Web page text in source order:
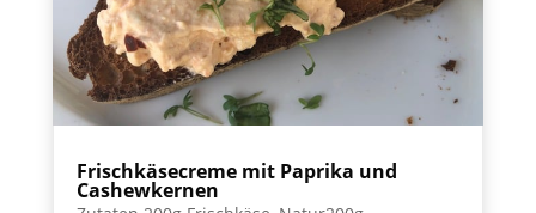
Frischkäsecreme mit Paprika und
Cashewkernen